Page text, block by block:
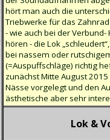
hört man auch die
Triebwerke für das
- wie auch bei der
hören - die Lok
bei nassem oder
(=Auspuffschläge) richtig
zunächst Mitte August
Nässe vorgelegt und den
ästhetische aber sehr
Lok &